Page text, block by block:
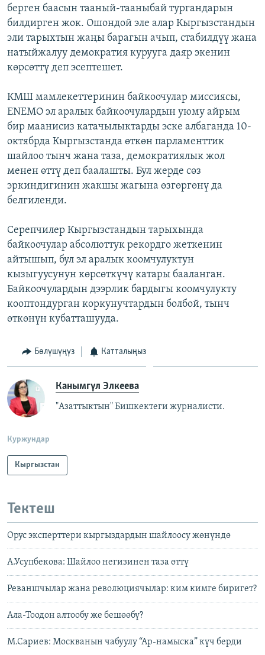
берген баасын тааный-тааныбай тургандарын
билдирген жок. Ошондой эле алар Кыргызстандын
эли тарыхтын жаңы барагын ачып, стабилдүү жана
натыйжалуу демократия курууга даяр экенин
көрсөттү деп эсептешет.
КМШ мамлекеттеринин байкоочулар миссиясы,
ENEMO эл аралык байкоочулардын уюму айрым
бир маанисиз катачылыктарды эске албаганда 10-
октябрда Кыргызстанда өткөн парламенттик
шайлоо тынч жана таза, демократиялык жол
менен өттү деп баалашты. Бул жерде сөз
эркиндигинин жакшы жагына өзгөргөнү да
белгиленди.
Серепчилер Кыргызстандын тарыхында
байкоочулар абсолюттук рекордго жеткенин
айтышып, бул эл аралык коомчулуктун
кызыгуусунун көрсөткүчү катары бааланган.
Байкоочулардын дээрлик бардыгы коомчулукту
кооптондурган коркунучтардын болбой, тынч
өткөнүн кубатташууда.
Бөлүшүңүз Катталыңыз
Канымгүл Элкеева
"Азаттыктын" Бишкектеги журналисти.
Куржундар
Кыргызстан
Тектеш
Орус эксперттери кыргыздардын шайлоосу жөнүндө
А.Усупбекова: Шайлоо негизинен таза өттү
Реваншчылар жана революциячылар: ким кимге биригет?
Ала-Тоодон алтообу же бешөөбү?
М.Сариев: Москванын чабуулу “Ар-намыска” күч берди